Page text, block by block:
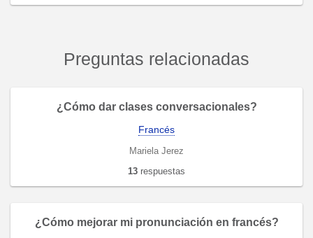
Preguntas relacionadas
¿Cómo dar clases conversacionales?
Francés
Mariela Jerez
13 respuestas
¿Cómo mejorar mi pronunciación en francés?